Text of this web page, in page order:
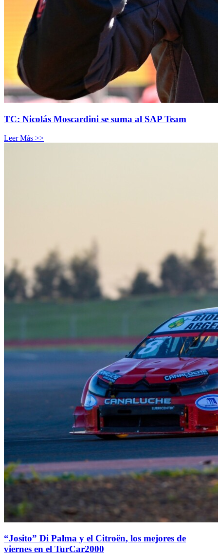
TC: Nicolás Moscardini se suma al SAP Team
Leer Más >>
“Josito” Di Palma y el Citroën, los mejores de
viernes en el TurCar2000